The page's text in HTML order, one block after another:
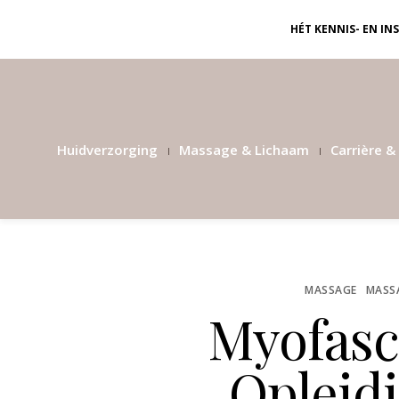
HÉT KENNIS- EN
Huidverzorging Massage & Lichaam Carrière
MASSAGE